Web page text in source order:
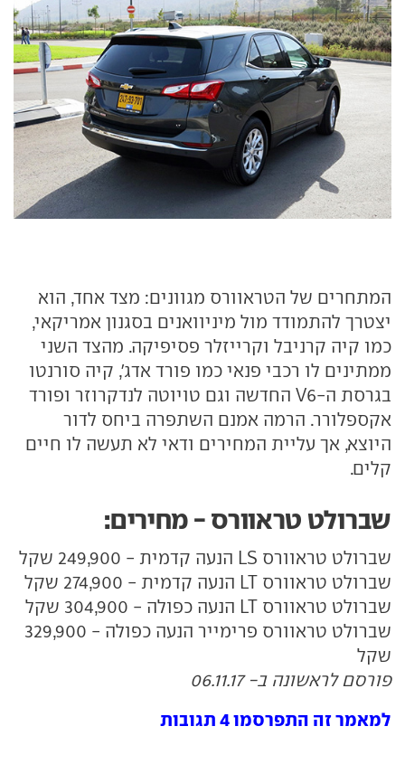
המתחרים של הטראוורס מגוונים: מצד אחד, הוא
יצטרך להתמודד מול מיניוואנים בסגנון אמריקאי,
כמו קיה קרניבל וקרייזלר פסיפיקה. מהצד השני
ממתינים לו רכבי פנאי כמו פורד אדג', קיה סורנטו
בגרסת ה-V6 החדשה וגם טויוטה לנדקרוזר ופורד
אקספלורר. הרמה אמנם השתפרה ביחס לדור
היוצא, אך עליית המחירים ודאי לא תעשה לו חיים
קלים.
שברולט טראוורס - מחירים:
שברולט טראוורס LS הנעה קדמית - 249,900 שקל
שברולט טראוורס LT הנעה קדמית - 274,900 שקל
שברולט טראוורס LT הנעה כפולה - 304,900 שקל
שברולט טראוורס פרימייר הנעה כפולה - 329,900
שקל
פורסם לראשונה ב- 06.11.17
למאמר זה התפרסמו 4 תגובות